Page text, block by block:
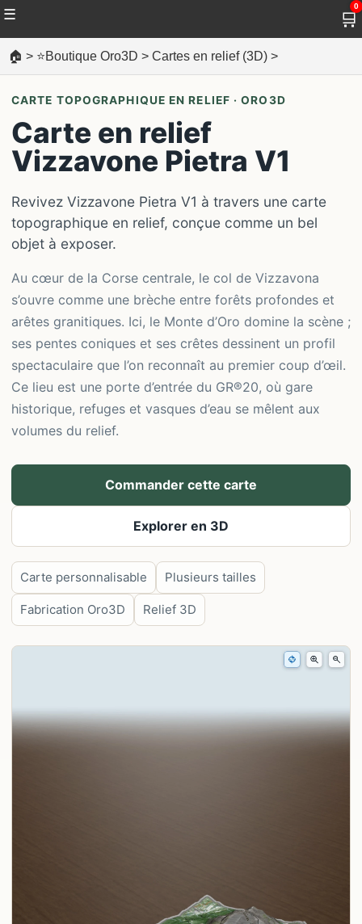
☰ 🛒
0
🏠 > ⭐Boutique Oro3D > Cartes en relief (3D) >
CARTE TOPOGRAPHIQUE EN RELIEF · ORO3D
Carte en relief
Vizzavone Pietra V1
Revivez Vizzavone Pietra V1 à travers une carte
topographique en relief, conçue comme un bel
objet à exposer.
Au cœur de la Corse centrale, le col de Vizzavona
s’ouvre comme une brèche entre forêts profondes et
arêtes granitiques. Ici, le Monte d’Oro domine la scène ;
ses pentes coniques et ses crêtes dessinent un profil
spectaculaire que l’on reconnaît au premier coup d’œil.
Ce lieu est une porte d’entrée du GR®20, où gare
historique, refuges et vasques d’eau se mêlent aux
volumes du relief.
Commander cette carte
Explorer en 3D
Carte personnalisable Plusieurs tailles
Fabrication Oro3D Relief 3D